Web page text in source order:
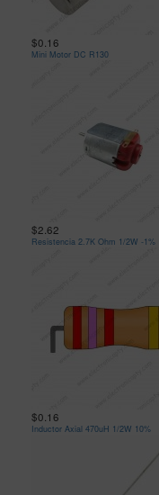
$0.16
Mini Motor DC R130
$2.62
Resistencia 2.7K Ohm 1/2W -1%
$0.16
Inductor Axial 470uH 1/2W 10%